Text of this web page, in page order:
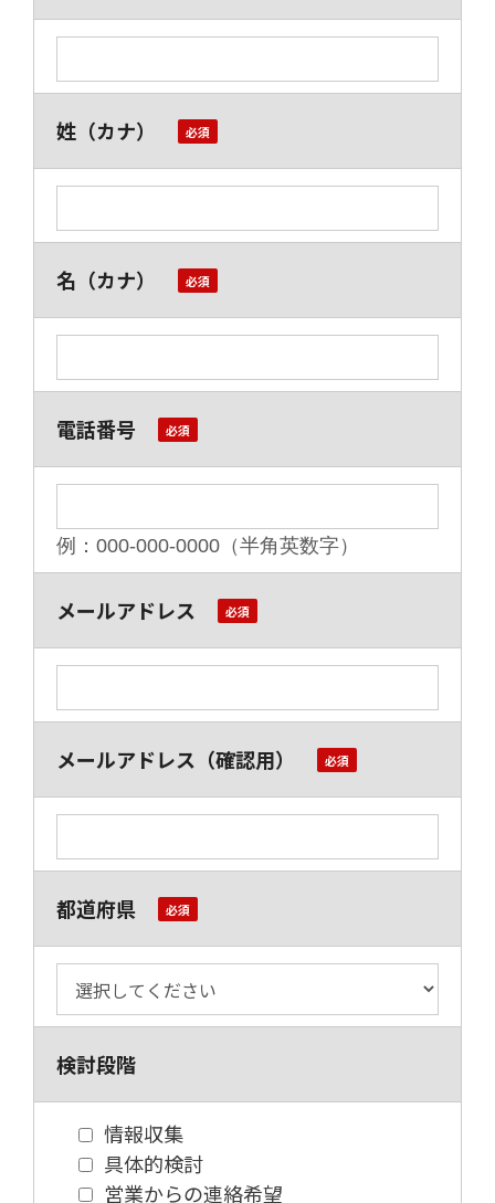
姓（カナ）
名（カナ）
電話番号
例：000-000-0000（半角英数字）
メールアドレス
メールアドレス（確認用）
都道府県
検討段階
情報収集
具体的検討
営業からの連絡希望